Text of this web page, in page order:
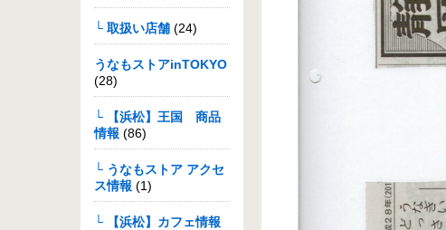
└ 取扱い店舗 (24)
うなもストアinTOKYO
(28)
└ 【浜松】王国 商品
情報 (86)
└ うなもストア アクセ
ス情報 (1)
└ 【浜松】カフェ情報